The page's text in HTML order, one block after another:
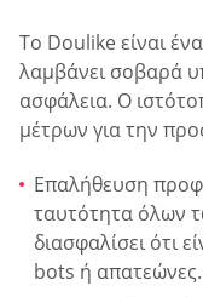
Το Doulike είναι
λαμβάνει σοβαρά
ασφάλεια. Ο
μέτρων για την
Επαλήθευση
ταυτότητα όλων
διασφαλίσει ότι
bots ή απατεώνες.